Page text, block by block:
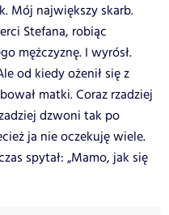
Mój największy skarb.
Stefana, robiąc
mężczyznę. I wyrósł.
od kiedy ożenił się z
matki. Coraz rzadziej
dzwoni tak po
ja nie oczekuję wiele.
spytał: „Mamo, jak się